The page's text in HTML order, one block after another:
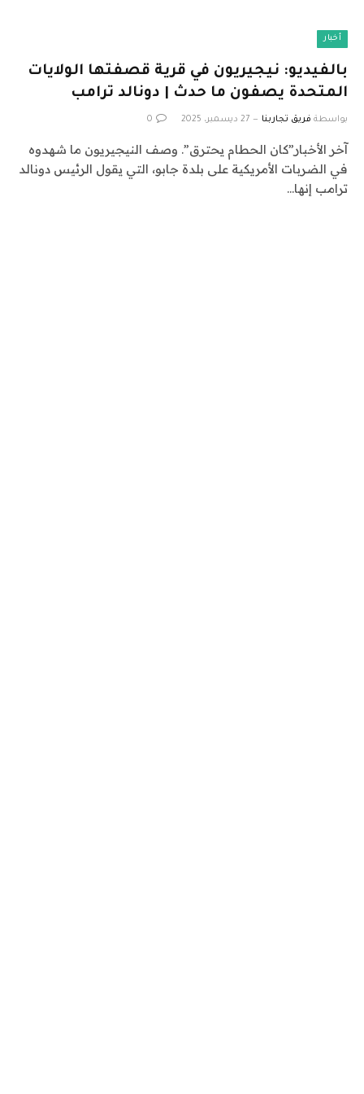
أخبار
بالفيديو: نيجيريون في قرية قصفتها الولايات
المتحدة يصفون ما حدث | دونالد ترامب
بواسطة فريق تجاربنا 27 ديسمبر، 2025 0
آخر الأخبار”كان الحطام يحترق”. وصف النيجيريون ما شهدوه
في الضربات الأمريكية على بلدة جابو، التي يقول الرئيس دونالد
ترامب إنها…